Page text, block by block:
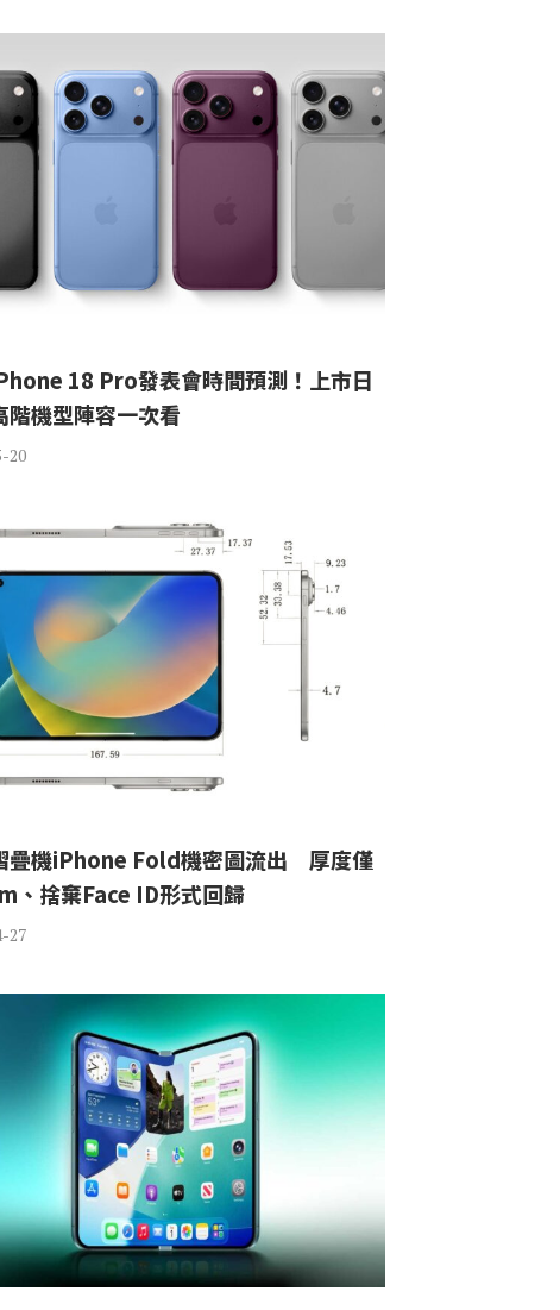
18 Pro發表會時間預測！上市日
階機型陣容一次看
20
疊機iPhone Fold機密圖流出 厚度僅
、捨棄Face ID形式回歸
27